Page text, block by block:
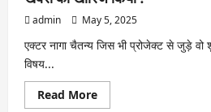
की
में!
और
दादा
की
admin May 5, 2025
एक्टर नागा चैतन्य जिस भी प्रोजेक्ट से जुड़े वो
विषय...
Read MoreRead
more